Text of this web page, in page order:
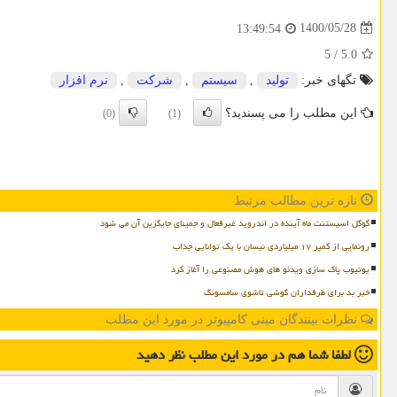
1400/05/28
13:49:54
5.0
/
5
تگهای خبر:
تولید , سیستم , شركت , نرم افزار
این مطلب را می پسندید؟ (1)
(0)
تازه ترین مطالب مرتبط
گوگل اسیستنت ماه آینده در اندروید غیرفعال و جمینای جایگزین آن می شود
رونمایی از کمپر ۱۷ میلیاردی نیسان با یک توانایی جذاب
یوتیوب پاک سازی ویدئو های هوش مصنوعی را آغاز کرد
خبر بد برای طرفداران گوشی تاشوی سامسونگ
نظرات بینندگان مینی کامپیوتر در مورد این مطلب
لطفا شما همدر مورد این مطلبنظر دهید